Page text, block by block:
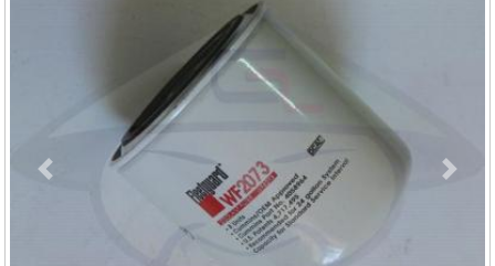
Previous Next